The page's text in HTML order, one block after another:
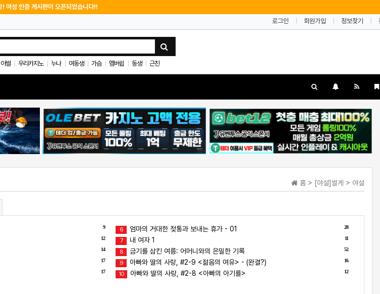
! 여성 인증 게시판이 오픈되었습니다!!
로그인 회원가입 정보찾기
야썰 우리카지노 누나 여동생 가슴 멤버쉽 동생 근친
홈 > [야설]썰게 > 야설
9
12
14
17
17
28
6 엄마의 거대한 젖통과 보내는 휴가 - 01
11
7 내 여자 1
52
8 금기를 삼킨 여름: 어머니와의 은밀한 기록
16
9 아빠와 딸의 사랑, #2-9 <젊음의 여유> - (완결?)
12
10 아빠와 딸의 사랑, #2-8 <아빠의 아기를>